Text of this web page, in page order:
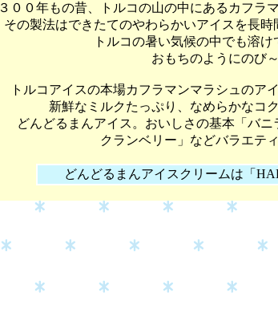
３００年もの昔、トルコの山の中にあるカフラ
その製法はできたてのやわらかいアイスを長
トルコの暑い気候の中でも溶
おもちのようにのび
トルコアイスの本場カフラマンマラシュのア
新鮮なミルクたっぷり、なめらかなコ
どんどるまんアイス。おいしさの基本「バ
クランベリー」などバラエテ
どんどるまんアイスクリームは「